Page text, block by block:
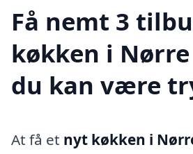
Få nemt 3
køkken i
du kan være
At få et nyt køkken i